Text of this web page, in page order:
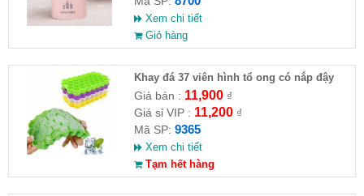
Xem chi tiết
Giỏ hàng
Khay đá 37 viên hình tổ ong có nắp đậy
Giá bán : 11,900₫
Giá sỉ VIP : 11,200₫
Mã SP: 9365
Xem chi tiết
Tạm hết hàng